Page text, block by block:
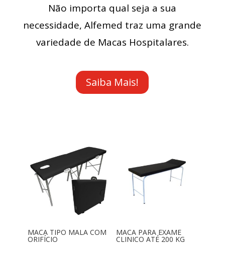
Não importa qual seja a sua
necessidade, Alfemed traz uma grande
variedade de Macas Hospitalares.
Saiba Mais!
MACA TIPO MALA COM
ORIFÍCIO
MACA PARA EXAME
CLINICO ATÉ 200 KG